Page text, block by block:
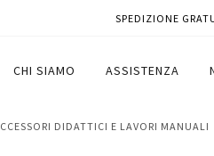
SPEDIZIONE
CHI SIAMO ASSISTENZA
ACCESSORI DIDATTICI E LAVORI MANUALI